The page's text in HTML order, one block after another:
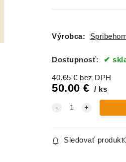
Výrobca:
Dostupnosť:
40.65 € bez DPH
50.00 € ks
Sledovať produkt